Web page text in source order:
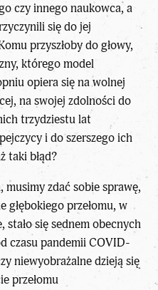
czy innego naukowca, a
się do jej
przyszłoby do głowy,
którego model
opiera się na wolnej
na swojej zdolności do
trzydziestu lat
i do szerszego ich
taki błąd?
musimy zdać sobie sprawę,
głębokiego przełomu, w
się sednem obecnych
czasu pandemii COVID-
niewyobrażalne dzieją się
przełomu